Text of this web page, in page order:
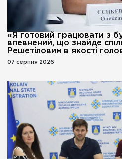
«Я готовий працювати з
впевнений, що знайде
Решетіловим в якості
07 серпня 2026